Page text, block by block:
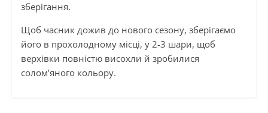
зберігання.
Щоб часник дожив до нового сезону, зберігаємо
його в прохолодному місці, у 2-3 шари, щоб
верхівки повністю висохли й зробилися
солом’яного кольору.